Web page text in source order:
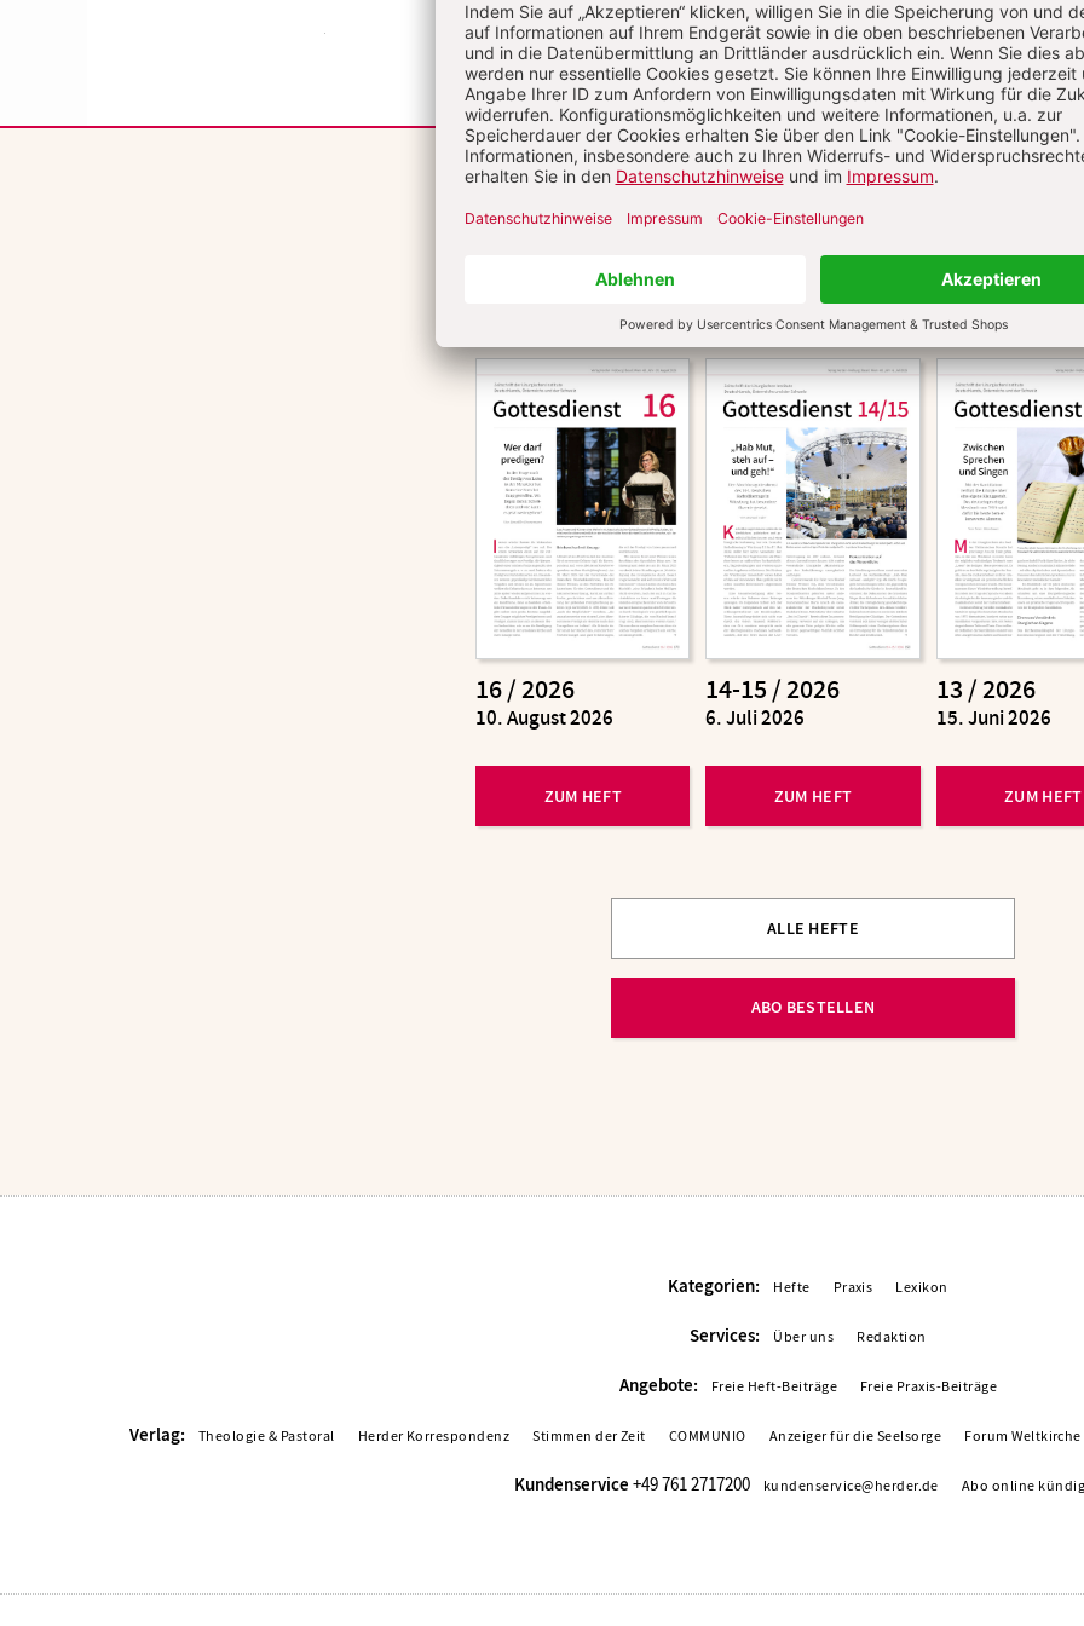
Aktuelle Hefte
16 / 2026
:
10. August 2026
ZUM HEFT
14-15 / 2026
:
6. Juli 2026
ZUM HEFT
13 / 2026
:
15. Juni 2026
ZUM HEFT
ALLE HEFTE
ABO BESTELLEN
Kategorien: Hefte Praxis Lexikon
Services: Über uns Redaktion
Angebote: Freie Heft-Beiträge Freie Praxis-Beiträge
Verlag: Theologie & Pastoral Herder Korrespondenz Stimmen der Zeit COMMUNIO Anzeiger für die Seelsorge Forum Weltkirche
Kundenservice +49 761 2717200 kundenservice@herder.de Abo online